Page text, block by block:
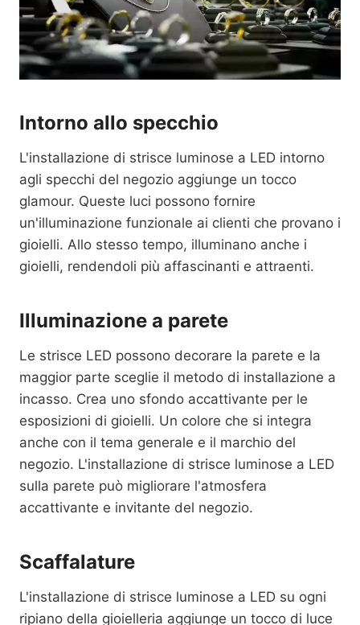
Intorno allo specchio
L'installazione di strisce luminose a LED intorno
agli specchi del negozio aggiunge un tocco
glamour. Queste luci possono fornire
un'illuminazione funzionale ai clienti che provano i
gioielli. Allo stesso tempo, illuminano anche i
gioielli, rendendoli più affascinanti e attraenti.
Illuminazione a parete
Le strisce LED possono decorare la parete e la
maggior parte sceglie il metodo di installazione a
incasso. Crea uno sfondo accattivante per le
esposizioni di gioielli. Un colore che si integra
anche con il tema generale e il marchio del
negozio. L'installazione di strisce luminose a LED
sulla parete può migliorare l'atmosfera
accattivante e invitante del negozio.
Scaffalature
L'installazione di strisce luminose a LED su ogni
ripiano della gioielleria aggiunge un tocco di luce